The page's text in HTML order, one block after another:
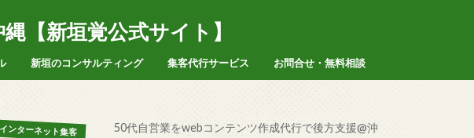
【新垣覚公式サイト】
新垣のコンサルティング 集客代行サービス お問合せ・無料相談
インターネット集客
50代自営業をwebコンテンツ作成代行で後方支援@沖